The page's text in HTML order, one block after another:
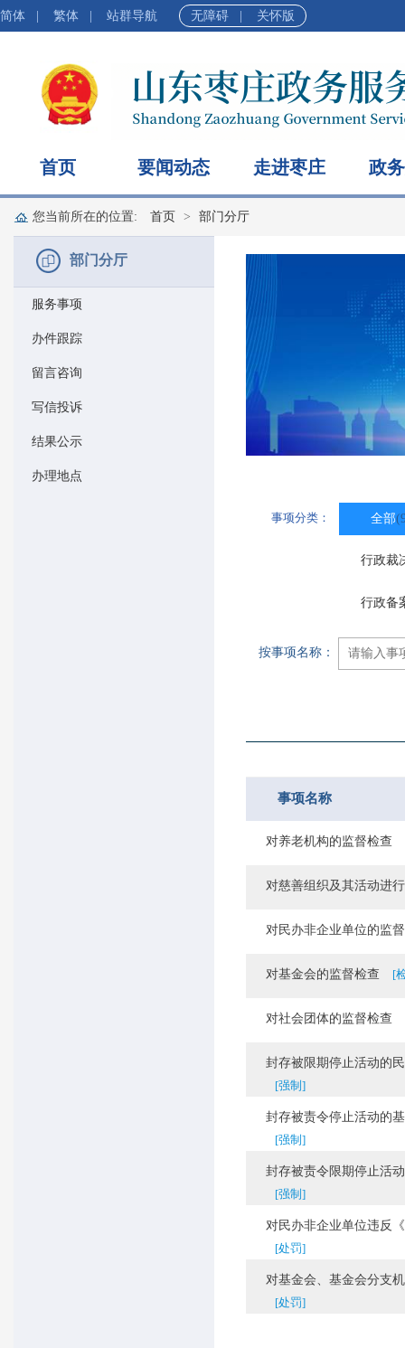
简体 繁体 站群导航 无障碍 关怀版
首页 要闻动态 走进枣庄 政
您当前所在的位置: 首页 部门分厅
部门分厅
服务事项
办件跟踪
留言咨询
写信投诉
结果公示
办理地点
事项分类： 全部
行政裁
行政备
按事项名称：
事项名称
对养老机构的监督检查
对慈善组织及其活动进
对民办非企业单位的监
对基金会的监督检查 [
对社会团体的监督检查
封存被限期停止活动的
[强制]
封存被责令停止活动的
[强制]
封存被责令限期停止活
[强制]
对民办非企业单位违反
[处罚]
对基金会、基金会分支
[处罚]